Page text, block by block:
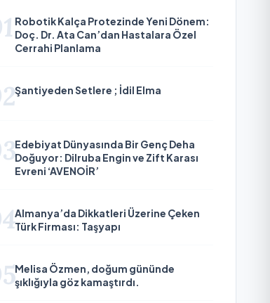
Robotik Kalça Protezinde Yeni Dönem:
Doç. Dr. Ata Can’dan Hastalara Özel
Cerrahi Planlama
Şantiyeden Setlere ; İdil Elma
Edebiyat Dünyasında Bir Genç Deha
Doğuyor: Dilruba Engin ve Zift Karası
Evreni ‘AVENOİR’
Almanya’da Dikkatleri Üzerine Çeken
Türk Firması: Taşyapı
Melisa Özmen, doğum gününde
şıklığıyla göz kamaştırdı.